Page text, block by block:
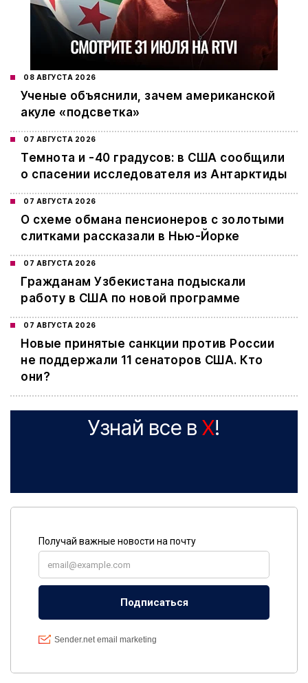
08 АВГУСТА 2026
Ученые объяснили, зачем американской
акуле «подсветка»
07 АВГУСТА 2026
Темнота и -40 градусов: в США сообщили
о спасении исследователя из Антарктиды
07 АВГУСТА 2026
О схеме обмана пенсионеров с золотыми
слитками рассказали в Нью-Йорке
07 АВГУСТА 2026
Гражданам Узбекистана подыскали
работу в США по новой программе
07 АВГУСТА 2026
Новые принятые санкции против России
не поддержали 11 сенаторов США. Кто
они?
Узнай все в X!